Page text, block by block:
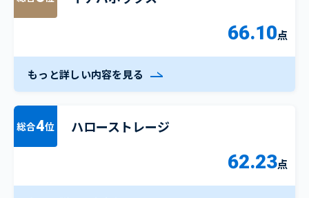
66.10点
もっと詳しい内容を見る
総合4位 ハローストレージ
62.23点